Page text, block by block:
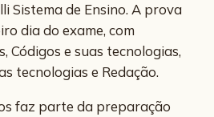
Sistema de Ensino. A prova
dia do exame, com
Códigos e suas tecnologias,
tecnologias e Redação.
faz parte da preparação